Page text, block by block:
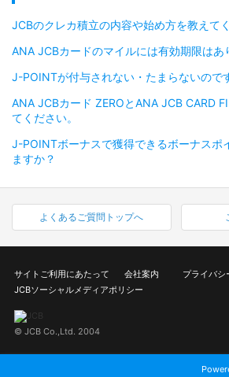
JCBのクレカ積立の内容や始め方を教えてく
ANA JCBカードのマイルには有効期限はあ
J-POINTが付与されない・たまらないので
ANA JCBカード ZEROとANA JCB CARD
てください。
J-POINTボーナスで獲得できるボーナスポ
ますか？
よくあるご質問トップへ
サイトご利用にあたって 会社案内
プライバシ
JCBソーシャルメディアポリシー
© JCB Co.,Ltd. 2004